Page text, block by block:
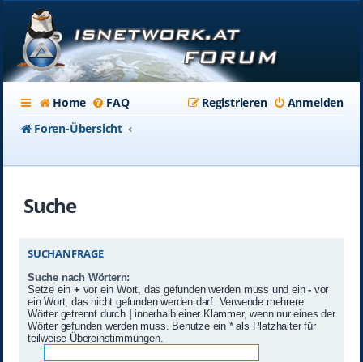
Home FAQ Anmelden
Registrieren
Foren-Übersicht
Suche
SUCHANFRAGE
Suche nach Wörtern:
Setze ein + vor ein Wort, das gefunden werden muss und ein-vor
ein Wort, das nicht gefunden werden darf. Verwende mehrere
Wörter getrennt durch | innerhalb einer Klammer, wenn nur eines der
Wörter gefunden werden muss. Benutze ein * als Platzhalter für
teilweise Übereinstimmungen.